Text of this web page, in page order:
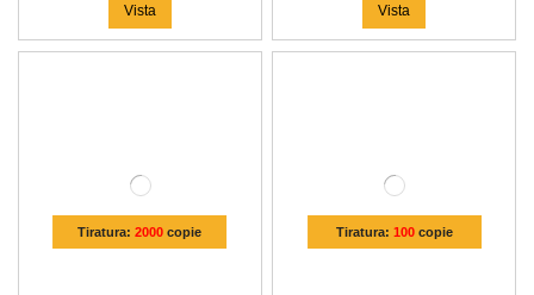
Vista Vista
Tiratura:2000 copie Tiratura: 100copie